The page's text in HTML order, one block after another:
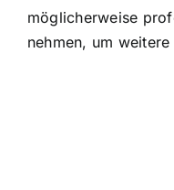
möglicherweise
nehmen, um